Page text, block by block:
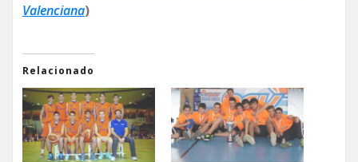
Valenciana)
Relacionado